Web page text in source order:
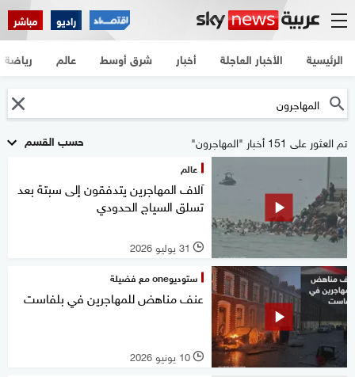
راديو مباشر
الرئيسية الأخبار العاجلة أخبار شرق أوسط عالم رياضة
حسب القسم تم العثور على 151 أخبار "المهاجرون"
عالم
آلاف المهاجرين يتدفقون إلى سبتة بعد
تسلق السياج الحدودي
l 31 يوليو 2026
ستوديوone مع فضيلة
عنف مناهض للمهاجرين في بلفاست
l 10 يونيو 2026